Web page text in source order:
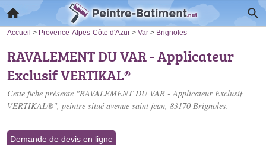
Accueil > Provence-Alpes-Côte d'Azur > Var > Brignoles
RAVALEMENT DU VAR - Applicateur
Exclusif VERTIKAL®
Cette fiche présente "RAVALEMENT DU VAR - Applicateur Exclusif
VERTIKAL®", peintre situé avenue saint jean, 83170 Brignoles.
Demande de devis en ligne